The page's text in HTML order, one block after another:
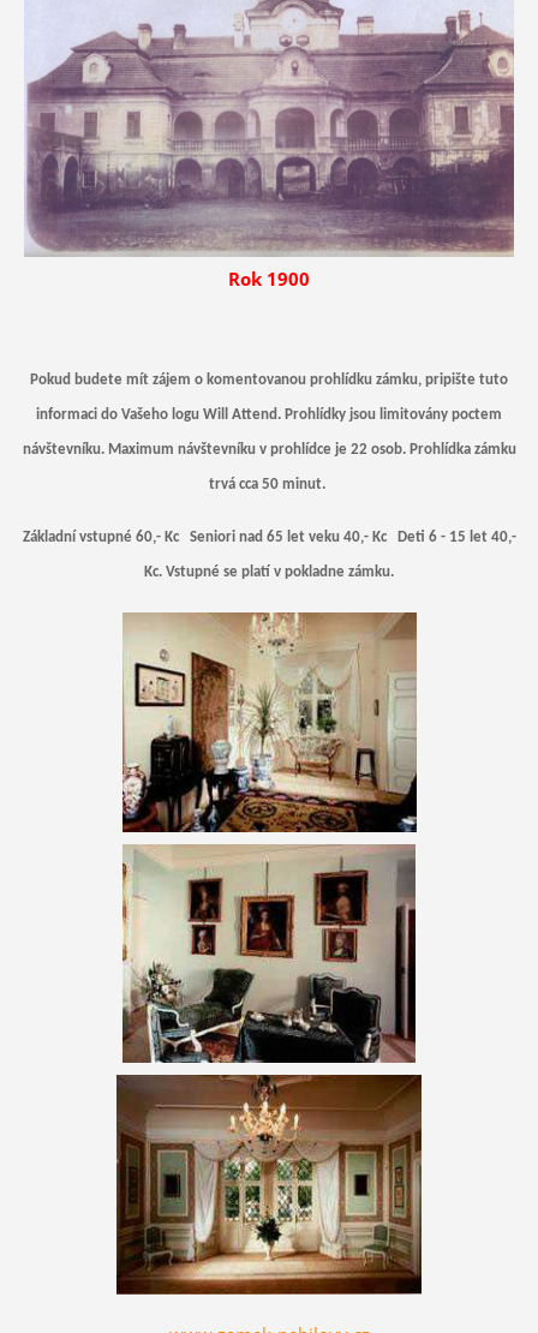
Rok 1900
Pokud budete mít zájem o komentovanou prohlídku zámku, pripište tuto
informaci do Vašeho logu Will Attend. Prohlídky jsou limitovány poctem
návštevníku. Maximum návštevníku v prohlídce je 22 osob. Prohlídka zámku
trvá cca 50 minut.
Základní vstupné 60,- Kc Seniori nad 65 let veku 40,- Kc Deti 6 - 15 let 40,-
Kc. Vstupné se platí v pokladne zámku.